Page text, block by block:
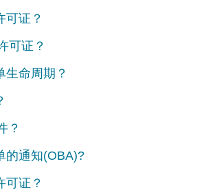
可证？
可证？
命周期？
？
的通知(OBA)?
可证？